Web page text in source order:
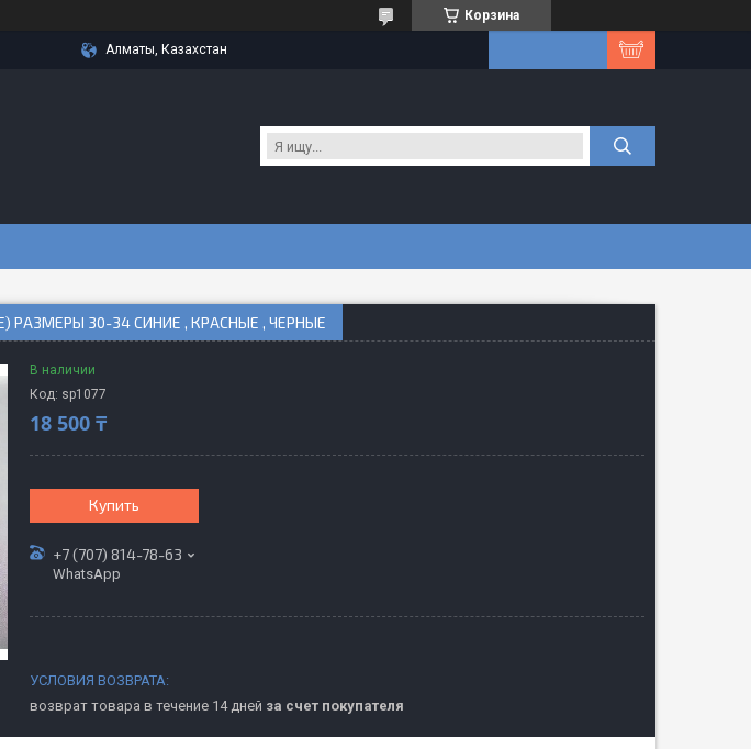
Корзина
Алматы, Казахстан
РАЗМЕРЫ 30-34 СИНИЕ , КРАСНЫЕ , ЧЕРНЫЕ
В наличии
Код: sp1077
18 500 ₸
Купить
+7 (707) 814-78-63
WhatsApp
возврат товара в течение 14 дней за счет покупателя